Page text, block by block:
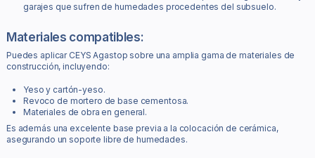
garajes que sufren de humedades procedentes del subsuelo.
Materiales compatibles:
Puedes aplicar CEYS Agastop sobre una amplia gama de materiales de
construcción, incluyendo:
Yeso y cartón-yeso.
Revoco de mortero de base cementosa.
Materiales de obra en general.
Es además una excelente base previa a la colocación de cerámica,
asegurando un soporte libre de humedades.